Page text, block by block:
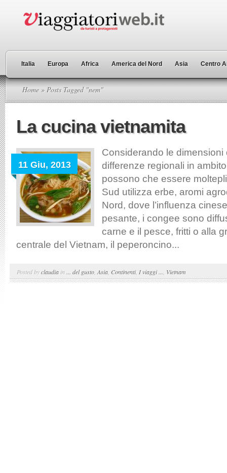
Italia Europa Africa America del Nord Asia Centro
Home » Posts Tagged "nem"
La cucina vietnamita
11 Giu, 2013
Considerando le dimensioni
differenze regionali in
possono che essere
Sud utilizza erbe, aromi
Nord, dove l’influenza
pesante, i congee sono
carne e il pesce, fritti o alla
centrale del Vietnam, il peperoncino...
Posted byclaudia in ... del gusto Asia Continenti, I viaggi ... Vietnam